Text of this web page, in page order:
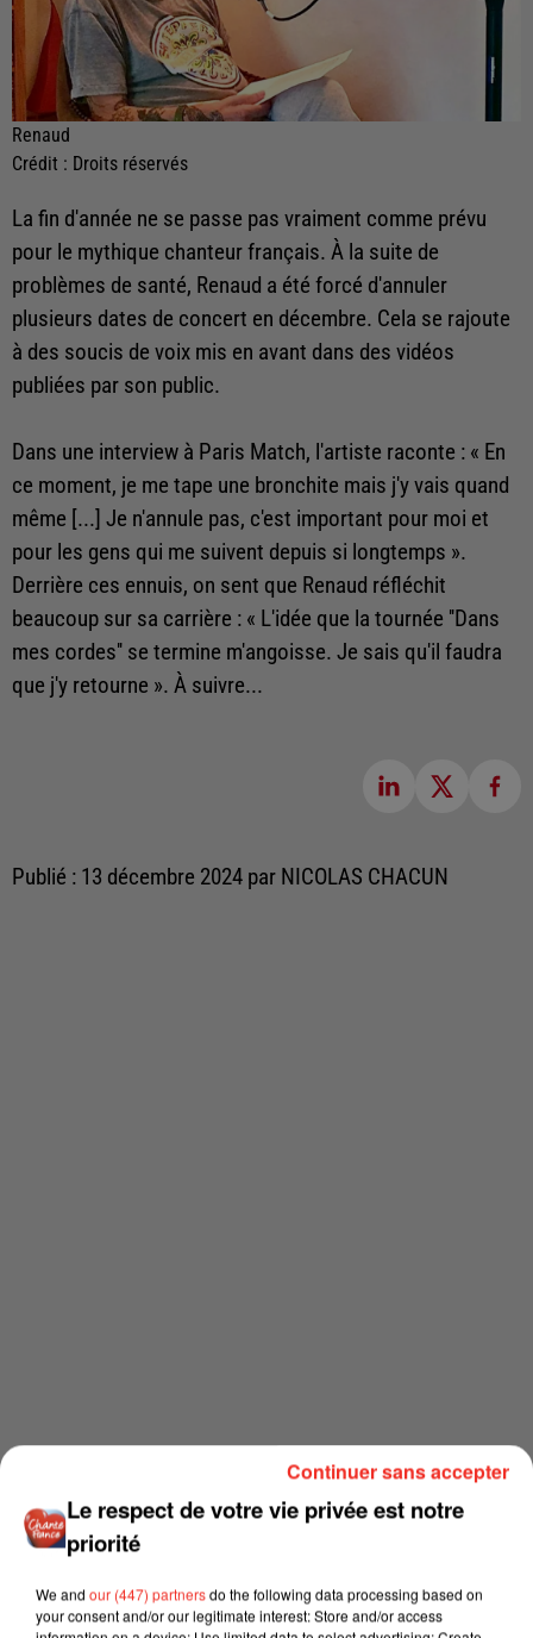
Renaud
Crédit : Droits réservés
La fin d'année ne se passe pas vraiment comme prévu
pour le mythique chanteur français. À la suite de
problèmes de santé, Renaud a été forcé d'annuler
plusieurs dates de concert en décembre. Cela se rajoute
à des soucis de voix mis en avant dans des vidéos
publiées par son public.
Dans une interview à Paris Match, l'artiste raconte : « En
ce moment, je me tape une bronchite mais j'y vais quand
même [...] Je n'annule pas, c'est important pour moi et
pour les gens qui me suivent depuis si longtemps ».
Derrière ces ennuis, on sent que Renaud réfléchit
beaucoup sur sa carrière : « L'idée que la tournée ''Dans
mes cordes'' se termine m'angoisse. Je sais qu'il faudra
que j'y retourne ». À suivre...
Publié : 13 décembre 2024 par NICOLAS CHACUN
Le respect de votre vie privée est notre
priorité
We and our (447) partnersdo the following data processing based on
your consent and/or our legitimate interest: Store and/or access
Continuer sans accepter